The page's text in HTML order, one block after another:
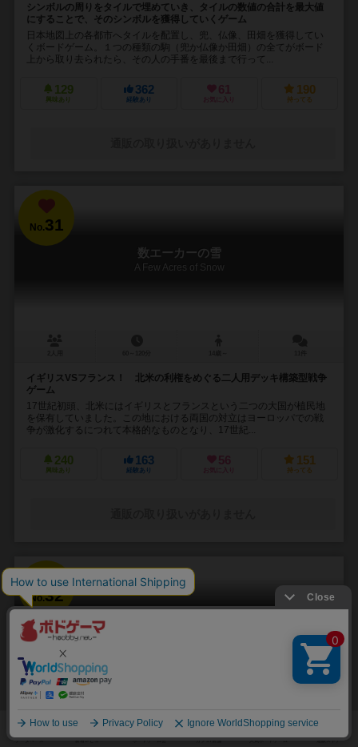
シンボルの周りをタイルで埋めていき、タイルの数値の合計を最大値
にすることで、そのシンボルを獲得していくゲーム
日本地図上の各都市へタイルを配置し、兜、仏像、田畑を獲得してい
くボードゲーム。１つの種類の駒（兜か仏像か田畑）の全てがボード
上から取り去られたら、その人の手番を最後まで行って...
129
興味あり
362
経験あり
61
お気に入り
190
持ってる
No.31
数エーカーの雪
A Few Acres of Snow
イギリスVSフランス！ 北米の利権をめぐる二人用デッキ構築型戦争
ゲーム
17世紀初頭、北米にはイギリスとフランスという二つの大国が植民地
を保有していました。この地における両国の対立はヨーロッパでの戦
争が激化するにつれて本格的なものとなり、17世紀...
240
興味あり
163
経験あり
56
お気に入り
151
持ってる
No.32
ウォーゲームエレクトロニクス04英国の戦い
2人用 30分前後 －